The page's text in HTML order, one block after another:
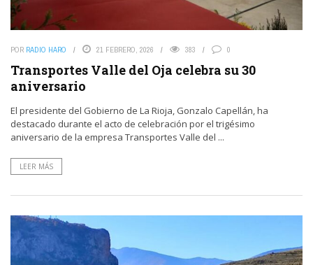
POR RADIO HARO 21 FEBRERO, 2026 383 0
Transportes Valle del Oja celebra su 30
aniversario
El presidente del Gobierno de La Rioja, Gonzalo Capellán, ha
destacado durante el acto de celebración por el trigésimo
aniversario de la empresa Transportes Valle del ...
LEER MÁS